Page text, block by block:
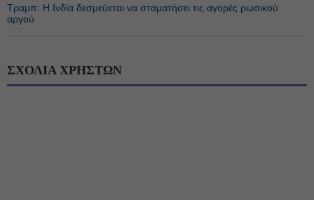
Τραμπ: Η Ινδία δεσμεύεται να σταματήσει τις αγορές ρωσικού
αργού
ΣΧΟΛΙΑ ΧΡΗΣΤΩΝ